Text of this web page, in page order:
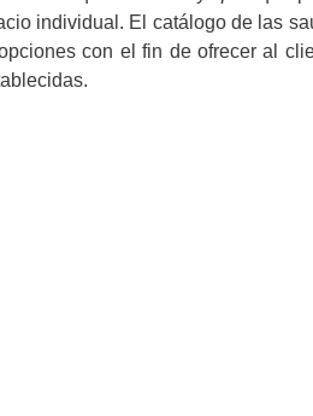
individual. El catálogo de las
con el fin de ofrecer al